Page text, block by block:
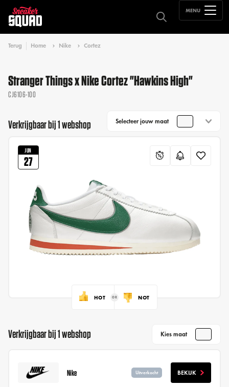
MENU
Terug Home Nike Cortez
Stranger Things x Nike Cortez "Hawkins High"
CJ6106-100
Verkrijgbaar bij 1 webshop Selecteer jouw maat
JUN
27
HOT NOT
Verkrijgbaar bij 1 webshop Kies maat
Nike Uitverkocht BEKIJK